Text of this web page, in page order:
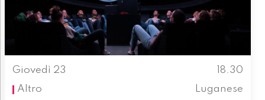
Giovedì 23
18.30
Altro
Luganese